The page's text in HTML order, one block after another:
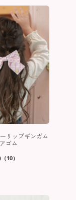
リップギンガム
ゴム
（10）